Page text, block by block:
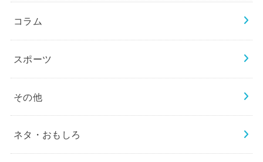
コラム
スポーツ
その他
ネタ・おもしろ